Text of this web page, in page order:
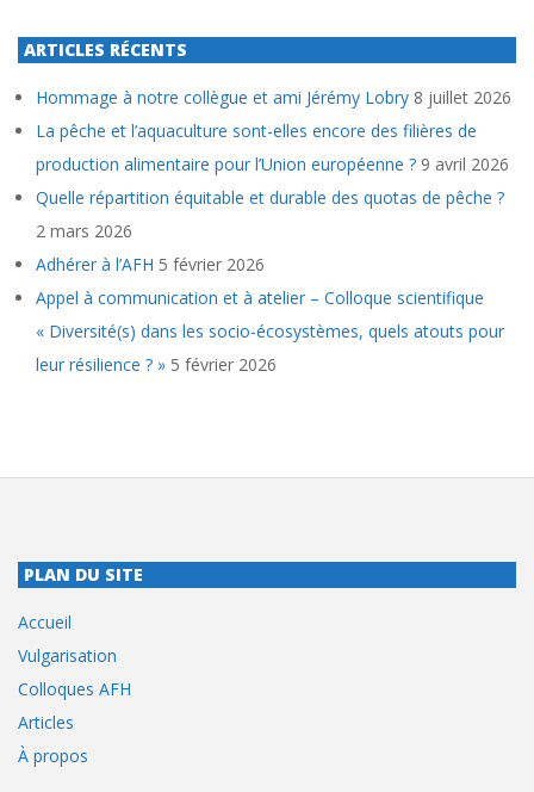
ARTICLES RÉCENTS
Hommage à notre collègue et ami Jérémy Lobry 8 juillet 2026
La pêche et l’aquaculture sont-elles encore des filières de
production alimentaire pour l’Union européenne ? 9 avril 2026
Quelle répartition équitable et durable des quotas de pêche ?
2 mars 2026
Adhérer à l’AFH 5 février 2026
Appel à communication et à atelier – Colloque scientifique
« Diversité(s) dans les socio-écosystèmes, quels atouts pour
leur résilience ? » 5 février 2026
PLAN DU SITE
Accueil
Vulgarisation
Colloques AFH
Articles
À propos